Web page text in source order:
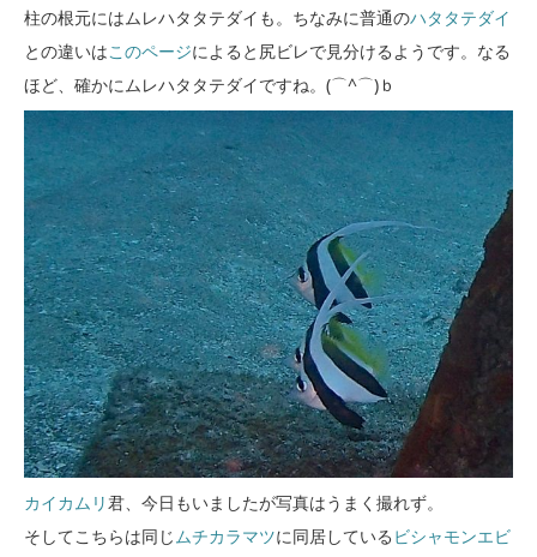
柱の根元にはムレハタタテダイも。ちなみに普通のハタタテダイ
との違いはこのページによると尻ビレで見分けるようです。なる
ほど、確かにムレハタタテダイですね。(⌒^⌒)ｂ
カイカムリ君、今日もいましたが写真はうまく撮れず。
そしてこちらは同じムチカラマツに同居している ビシャモンエビ